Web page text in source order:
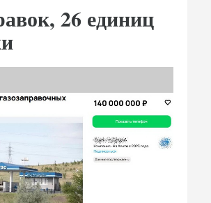
26 единиц